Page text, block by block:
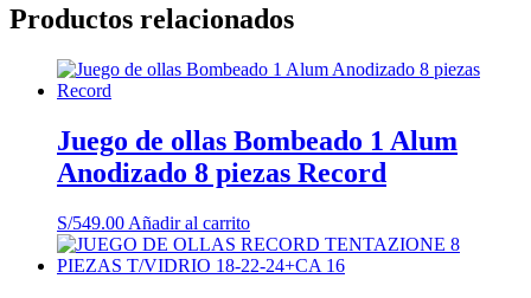
Productos relacionados
Juego de ollas Bombeado 1 Alum
Anodizado 8 piezas Record
S/549.00 Añadir al carrito